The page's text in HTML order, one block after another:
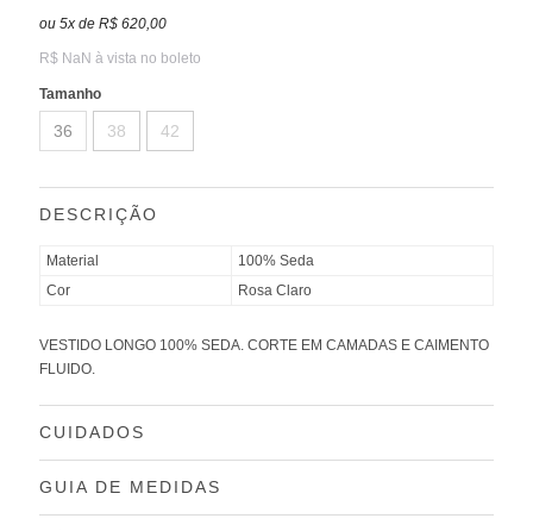
ou 5xde R$ 620,00
R$ NaN à vista no boleto
Tamanho
36 38 42
DESCRIÇÃO
Material
100% Seda
Cor
Rosa Claro
VESTIDO LONGO 100% SEDA. CORTE EM CAMADAS E CAIMENTO
FLUIDO.
CUIDADOS
GUIA DE MEDIDAS